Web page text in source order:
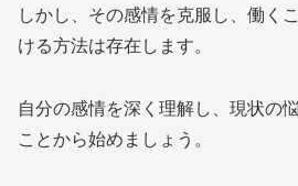
しかし、その感情を克服し、働く
ける方法は存在します。
自分の感情を深く理解し、現状の
ことから始めましょう。